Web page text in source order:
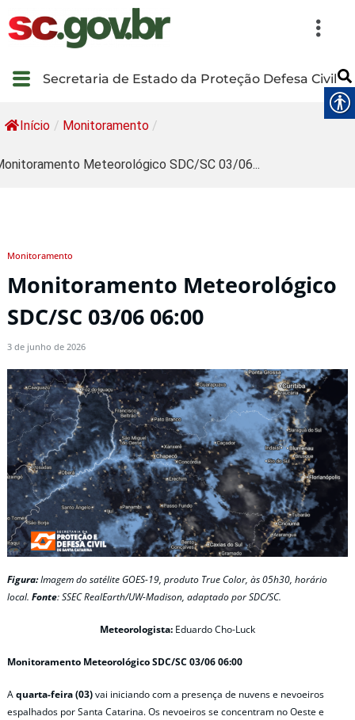
Secretaria de Estado da Proteção Defesa Civil
Início / Monitoramento /
Meteorológico SDC/SC 03/06...
Monitoramento
Monitoramento Meteorológico
SDC/SC 03/06 06:00
3 de junho de 2026
Figura:Imagem do satélite GOES-19, produto True Color, às 05h30, horário
local. Fonte: SSEC RealEarth/UW-Madison, adaptado por SDC/SC.
Meteorologista: Eduardo Cho-Luck
Monitoramento Meteorológico SDC/SC 03/06 06:00
Aquarta-feira (03)vai iniciando com a presença de nuvens e nevoeiros
espalhados por Santa Catarina. Os nevoeiros se concentram no Oeste e